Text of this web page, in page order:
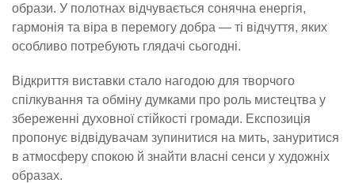
образи. У полотнах відчувається сонячна енергія,
гармонія та віра в перемогу добра — ті відчуття, яких
особливо потребують глядачі сьогодні.
Відкриття виставки стало нагодою для творчого
спілкування та обміну думками про роль мистецтва у
збереженні духовної стійкості громади. Експозиція
пропонує відвідувачам зупинитися на мить, зануритися
в атмосферу спокою й знайти власні сенси у художніх
образах.